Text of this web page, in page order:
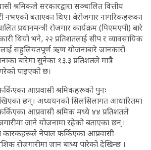
श्रमिकले सरकारद्वारा सञ्चालित वित्तीय
नभएको बताएका थिए। बेरोजगार नागरिकहरूका
प्रधानमन्त्री रोजगार कार्यक्रम (पिएमएपी) बारे
थियो भने, २२ प्रतिशतलाई सीप र व्यावसायिक
सहुलियतपूर्ण ऋण योजनाबारे जानकारी
बारेमा सुनेका १३.३ प्रतिशतले मात्रै
पाइएको छ।
आप्रवासी श्रमिकहरूको पुनः
छन्। अध्ययनको सिलसिलागत आधारितमा
आप्रवासी श्रमिक मध्ये ४४ प्रतिशतले
जाने योजनामा रहेको बताएका छन्।
कारकहरूले नेपाल फर्किएका आप्रवासी
रोजगारीमा जान बाध्य पारेको देखिन्छ ।